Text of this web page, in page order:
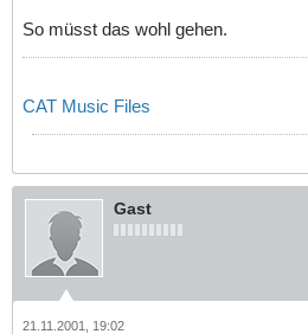
So müsst das wohl gehen.
CAT Music Files
Gast
21.11.2001, 19:02